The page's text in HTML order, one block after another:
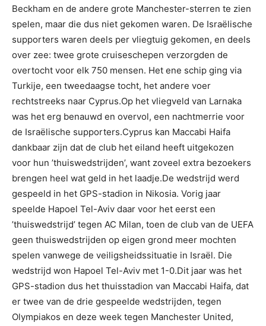
Beckham en de andere grote Manchester-sterren te zien
spelen, maar die dus niet gekomen waren. De Israëlische
supporters waren deels per vliegtuig gekomen, en deels
over zee: twee grote cruiseschepen verzorgden de
overtocht voor elk 750 mensen. Het ene schip ging via
Turkije, een tweedaagse tocht, het andere voer
rechtstreeks naar Cyprus.Op het vliegveld van Larnaka
was het erg benauwd en overvol, een nachtmerrie voor
de Israëlische supporters.Cyprus kan Maccabi Haifa
dankbaar zijn dat de club het eiland heeft uitgekozen
voor hun ’thuiswedstrijden’, want zoveel extra bezoekers
brengen heel wat geld in het laadje.De wedstrijd werd
gespeeld in het GPS-stadion in Nikosia. Vorig jaar
speelde Hapoel Tel-Aviv daar voor het eerst een
’thuiswedstrijd’ tegen AC Milan, toen de club van de UEFA
geen thuiswedstrijden op eigen grond meer mochten
spelen vanwege de veiligsheidssituatie in Israël. Die
wedstrijd won Hapoel Tel-Aviv met 1-0.Dit jaar was het
GPS-stadion dus het thuisstadion van Maccabi Haifa, dat
er twee van de drie gespeelde wedstrijden, tegen
Olympiakos en deze week tegen Manchester United,